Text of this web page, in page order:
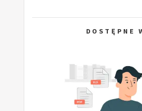
DOSTĘPNE